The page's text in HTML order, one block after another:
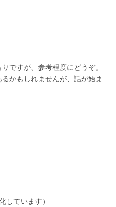
ですが、参考程度にどうぞ。
かもしれませんが、話が始ま
しています）